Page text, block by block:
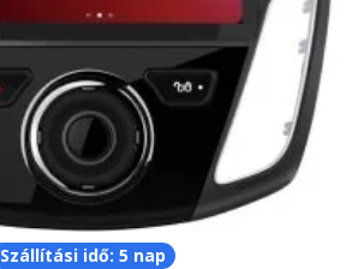
Szállítási idő: 5 nap